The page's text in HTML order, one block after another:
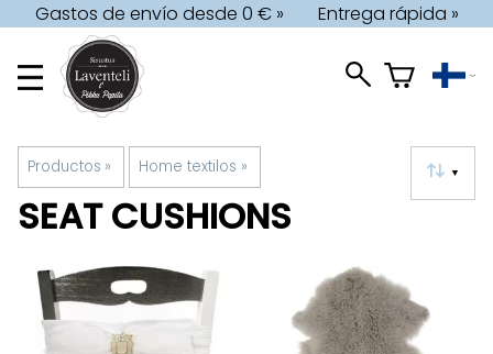
Gastos de envío desde 0 € » Entrega rápida »
Productos ‪» Home textilos ‪» ▼
SEAT CUSHIONS